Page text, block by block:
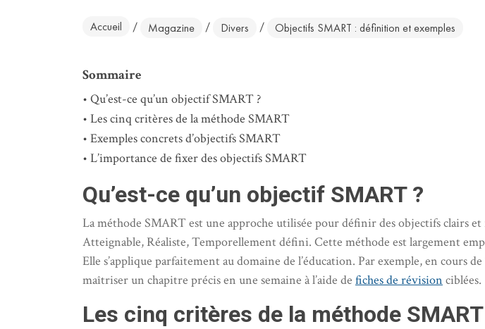
Accueil / Magazine / Divers / Objectifs SMART : définition et exemples
Sommaire
Qu’est-ce qu’un objectif SMART ?
Les cinq critères de la méthode SMART
Exemples concrets d’objectifs SMART
L’importance de fixer des objectifs SMART
Qu’est-ce qu’un objectif SMART ?
La méthode SMART est une approche utilisée pour définir des objectifs clairs
Atteignable, Réaliste, Temporellement défini. Cette méthode est largement
Elle s’applique parfaitement au domaine de l’éducation. Par exemple, en cours
maîtriser un chapitre précis en une semaine à l’aide de fiches de révision ciblées.
Les cinq critères de la méthode SMART